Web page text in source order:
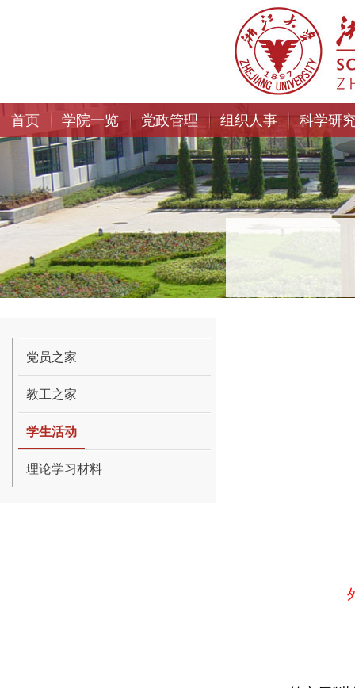
首页 学院一览 党政管理 组织人事 科学研
党员之家
教工之家
学生活动
理论学习材料